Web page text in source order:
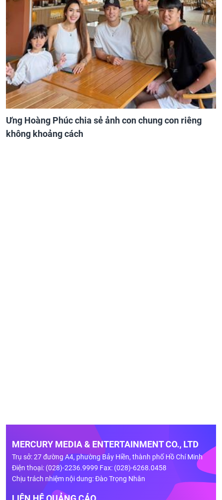
Ưng Hoàng Phúc chia sẻ ảnh con chung con riêng
không khoảng cách
MERCURY MEDIA & ENTERTAINMENT CO., LTD
Trụ sở: 27 đường A4, phường Bảy Hiền, thành phố Hồ Chí Minh
Điện thoại: (028)-2236.9999 Fax: (028)-6268.0458
Chịu trách nhiệm nội dung: Đào Trọng Nhân